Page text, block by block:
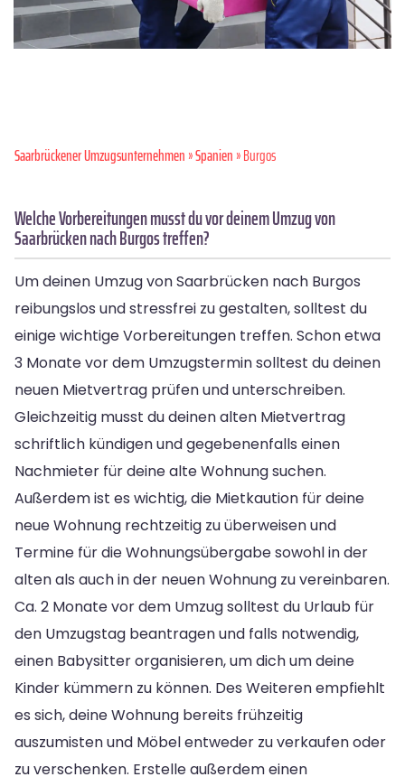
Saarbrückener Umzugsunternehmen»Spanien» Burgos
Welche Vorbereitungen musst du vor deinem Umzug von
Saarbrücken nach Burgos treffen?
Um deinen Umzug von Saarbrücken nach Burgos
reibungslos und stressfrei zu gestalten, solltest du
einige wichtige Vorbereitungen treffen. Schon etwa
3 Monate vor dem Umzugstermin solltest du deinen
neuen Mietvertrag prüfen und unterschreiben.
Gleichzeitig musst du deinen alten Mietvertrag
schriftlich kündigen und gegebenenfalls einen
Nachmieter für deine alte Wohnung suchen.
Außerdem ist es wichtig, die Mietkaution für deine
neue Wohnung rechtzeitig zu überweisen und
Termine für die Wohnungsübergabe sowohl in der
alten als auch in der neuen Wohnung zu vereinbaren.
Ca. 2 Monate vor dem Umzug solltest du Urlaub für
den Umzugstag beantragen und falls notwendig,
einen Babysitter organisieren, um dich um deine
Kinder kümmern zu können. Des Weiteren empfiehlt
es sich, deine Wohnung bereits frühzeitig
auszumisten und Möbel entweder zu verkaufen oder
zu verschenken. Erstelle außerdem einen